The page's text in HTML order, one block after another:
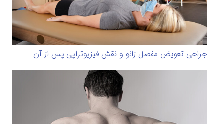
جراحی تعویض مفصل زانو و نقش فیزیوتراپی پس از آن